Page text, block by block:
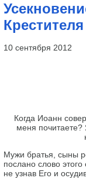
10 сентября 2012
Когда Иоанн
меня почитаете?
Мужи братья, сыны
послано слово
не узнав Его и